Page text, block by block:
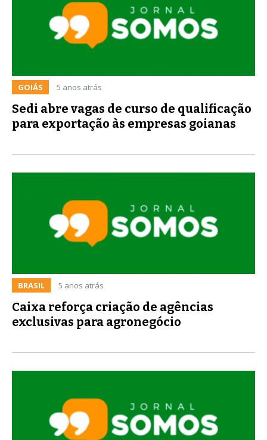
GOIÁS 5 anos atrás
Sedi abre vagas de curso de qualificação
para exportação às empresas goianas
BRASIL 5 anos atrás
Caixa reforça criação de agências
exclusivas para agronegócio